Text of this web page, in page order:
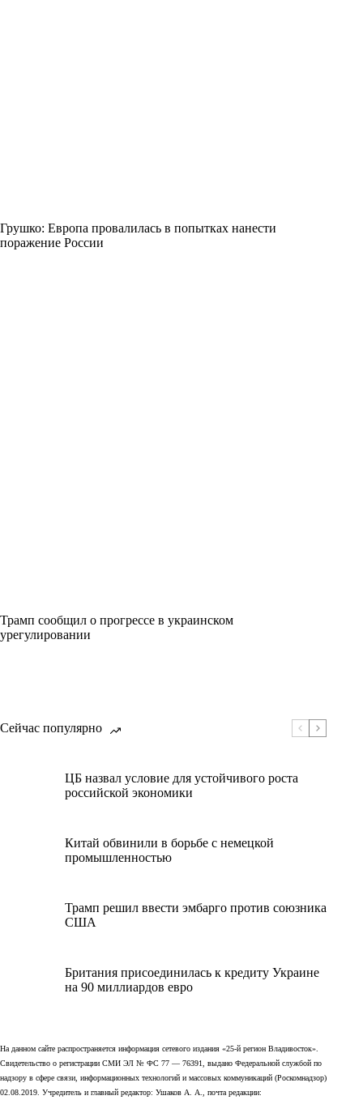
Грушко: Европа провалилась в попытках нанести
поражение России
Трамп сообщил о прогрессе в украинском
урегулировании
Сейчас популярно
ЦБ назвал условие для устойчивого роста
российской экономики
Китай обвинили в борьбе с немецкой
промышленностью
Трамп решил ввести эмбарго против союзника
США
Британия присоединилась к кредиту Украине
на 90 миллиардов евро
На данном сайте распространяется информация сетевого издания «25-й регион Владивосток».
Свидетельство о регистрации СМИ ЭЛ № ФС 77 — 76391, выдано Федеральной службой по
надзору в сфере связи, информационных технологий и массовых коммуникаций (Роскомнадзор)
02.08.2019. Учредитель и главный редактор: Ушаков А. А., почта редакции: